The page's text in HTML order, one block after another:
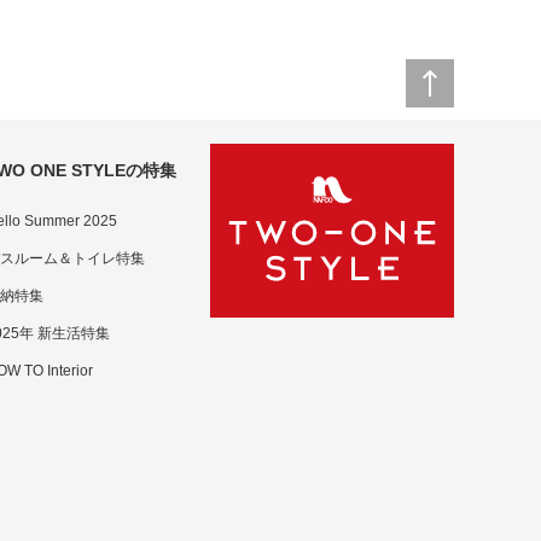
ONE STYLEの特集
Summer 2025
ルーム＆トイレ特集
特集
年 新生活特集
TO Interior